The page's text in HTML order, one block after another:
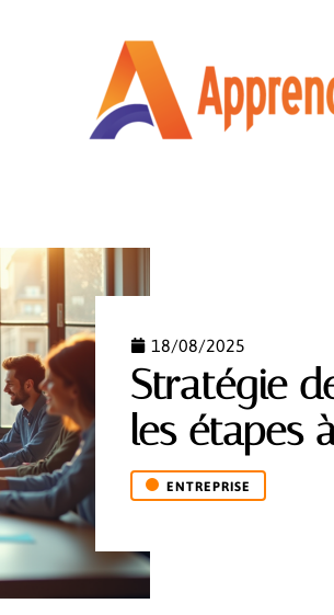
18/08/2025
Stratégie
les étapes
ENTREPRISE